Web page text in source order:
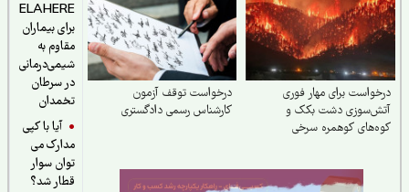
ELAHERE
برای بیماران
مقاوم به
شیمی‌درمانی
در سرطان
تخمدان
آیا با کپی
مدارک می
توان سوار
قطار شد؟
برای مهار فوری
دشت بکک و
کوهمره‌ سرخی
درخواست توقف آزمون
کارشناس رسمی دادگستری